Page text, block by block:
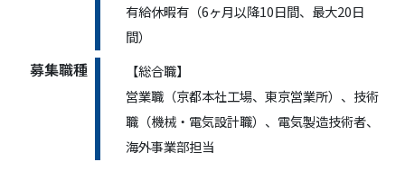
有給休暇有（6ヶ月以降10日間、最大20日
間）
募集職種
【総合職】
営業職（京都本社工場、東京営業所）、技術
職（機械・電気設計職）、電気製造技術者、
海外事業部担当